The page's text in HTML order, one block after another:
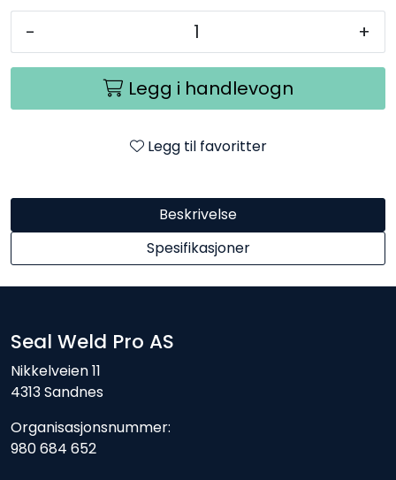
- +
Legg i handlevogn
Legg til favoritter
Beskrivelse
Spesifikasjoner
Seal Weld Pro AS
Nikkelveien 11
4313 Sandnes
Organisasjonsnummer:
980 684 652